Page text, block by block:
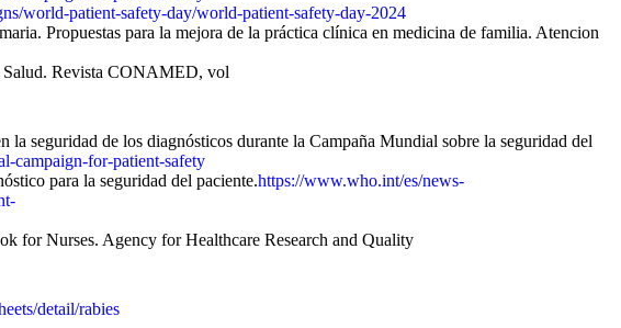
world-patient-safety-day/world-patient-safety-day-2024
Propuestas para la mejora de la práctica clínica en medicina de familia. Atencion
Salud. Revista CONAMED, vol
seguridad de los diagnósticos durante la Campaña Mundial sobre la seguridad del
campaign-for-patient-safety
para la seguridad del paciente.https://www.who.int/es/news-
for Nurses. Agency for Healthcare Research and Quality
detail/rabies